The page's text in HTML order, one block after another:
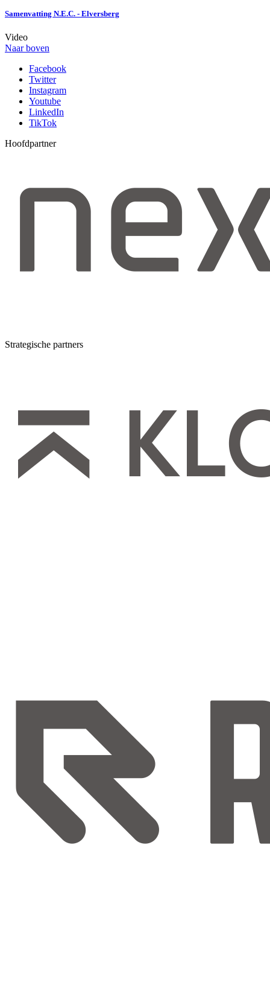
Samenvatting N.E.C. - Elversberg
Video
Naar boven
Facebook
Twitter
Instagram
Youtube
LinkedIn
TikTok
Hoofdpartner
Strategische partners